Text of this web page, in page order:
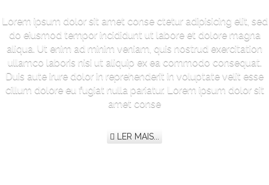
Lorem ipsum dolor sit amet conse ctetur adipisicing elit, sed
do eiusmod tempor incididunt ut labore et dolore magna
aliqua. Ut enim ad minim veniam, quis nostrud exercitation
ullamco laboris nisi ut aliquip ex ea commodo consequat.
Duis aute irure dolor in reprehenderit in voluptate velit esse
cillum dolore eu fugiat nulla pariatur. Lorem ipsum dolor sit
amet conse
LER MAIS...